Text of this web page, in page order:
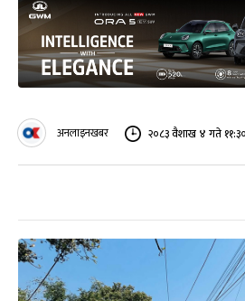
अनलाइनखबर २०८३ वैशाख ४ गते ११:३०